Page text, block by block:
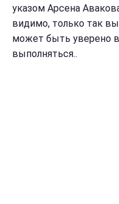
указом Арсена
видимо, только так
может быть уверено
выполняться..